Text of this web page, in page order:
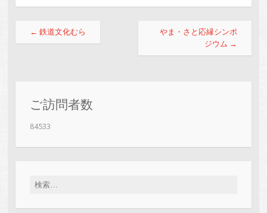
稿
ョ
← 鉄道文化むら
やま・さと応縁シンポ
ジウム →
ご訪問者数
84533
検